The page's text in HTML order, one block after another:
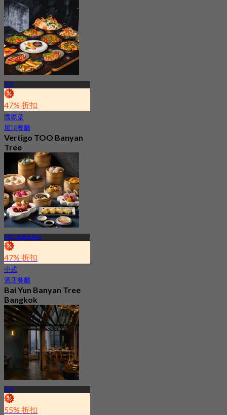
4.8
19.2K 已預訂
起฿ 650
沙吞
47% 折扣
國際菜
屋頂餐廳
Vertigo TOO Banyan
Tree
4.8
28.7K 已預訂
起฿ 799
MRT 盧姆皮尼站
47% 折扣
中式
酒店餐廳
Bai Yun Banyan Tree
Bangkok
4.6
9.2K 已預訂
起฿ 500
沙吞
55% 折扣